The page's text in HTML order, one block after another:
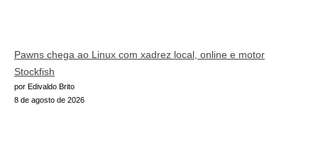
Pawns chega ao Linux com xadrez local, online e motor
Stockfish
por Edivaldo Brito
8 de agosto de 2026